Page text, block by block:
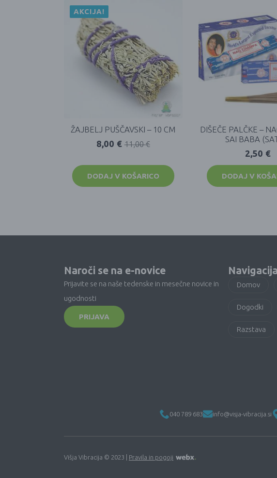
AKCIJA!
ŽAJBELJ PUŠČAVSKI – 10 CM
11,00€
8,00 €
DODAJ V KOŠARICO
DIŠEČE PALČKE –
SAI BABA
2,50 €
DODAJ V
Naroči se na e-novice
Prijavite se na naše tedenske in mesečne novice in
ugodnosti
PRIJAVA
Navigacija
Domov
Dogodki
Razstava
040 789 683 info@visja-vibracija.si
Višja Vibracija © 2023 | Pravila in pogoji